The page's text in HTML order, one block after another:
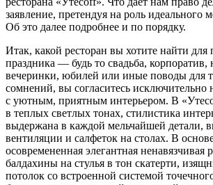
заявление, претендуя на роль идеального
Об это далее подробнее и по порядку.
Итак, какой ресторан вы хотите найти для
праздника — будь то свадьба, корпоратив,
вечеринки, юбилей или иные поводы для
сомнений, вы согласитесь исключительно
с уютным, приятным интерьером. В
в теплых светлых тонах, стилистика
выдержана в каждой мельчайшей детали,
вентиляции и салфеток на столах. В
осовремененная элегантная
балдахины на стулья в тон скатерти,
потолок со встроенной системой